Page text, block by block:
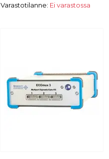
Varastotilanne: Ei varastossa